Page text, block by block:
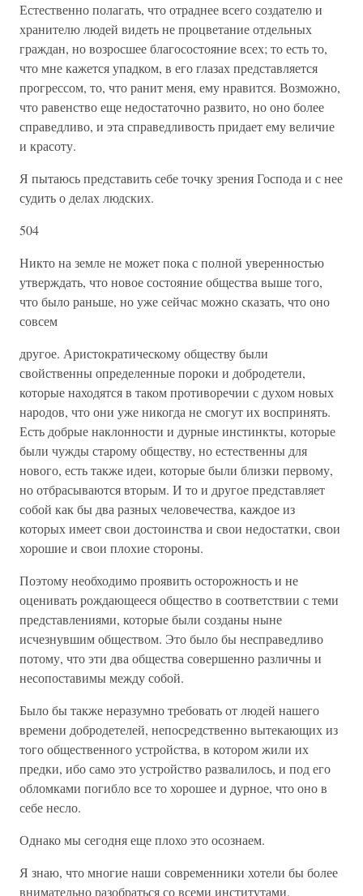
Естественно полагать, что отраднее всего создателю и
хранителю людей видеть не процветание отдельных
граждан, но возросшее благосостояние всех; то есть то,
что мне кажется упадком, в его глазах представляется
прогрессом, то, что ранит меня, ему нравится. Возможно,
что равенство еще недостаточно развито, но оно более
справедливо, и эта справедливость придает ему величие
и красоту.
Я пытаюсь представить себе точку зрения Господа и с нее
судить о делах людских.
504
Никто на земле не может пока с полной уверенностью
утверждать, что новое состояние общества выше того,
что было раньше, но уже сейчас можно сказать, что оно
совсем
другое. Аристократическому обществу были
свойственны определенные пороки и добродетели,
которые находятся в таком противоречии с духом новых
народов, что они уже никогда не смогут их воспринять.
Есть добрые наклонности и дурные инстинкты, которые
были чужды старому обществу, но естественны для
нового, есть также идеи, которые были близки первому,
но отбрасываются вторым. И то и другое представляет
собой как бы два разных человечества, каждое из
которых имеет свои достоинства и свои недостатки, свои
хорошие и свои плохие стороны.
Поэтому необходимо проявить осторожность и не
оценивать рождающееся общество в соответствии с теми
представлениями, которые были созданы ныне
исчезнувшим обществом. Это было бы несправедливо
потому, что эти два общества совершенно различны и
несопоставимы между собой.
Было бы также неразумно требовать от людей нашего
времени добродетелей, непосредственно вытекающих из
того общественного устройства, в котором жили их
предки, ибо само это устройство развалилось, и под его
обломками погибло все то хорошее и дурное, что оно в
себе несло.
Однако мы сегодня еще плохо это осознаем.
Я знаю, что многие наши современники хотели бы более
внимательно разобраться со всеми институтами,